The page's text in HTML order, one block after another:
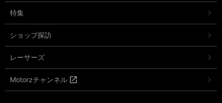
特集
ショップ探訪
レーサーズ
Motorzチャンネル